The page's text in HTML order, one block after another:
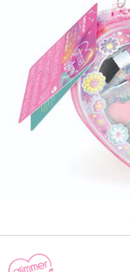
手工藝,文具,蠟
娃娃, 芭比,收藏
電子玩具
遊戲及拼圖系列
Play-Doh培樂多
Pokemon寶可夢
playpop
LEGO樂高
LeapFrog跳跳蛙
12~14歳
14歳以上